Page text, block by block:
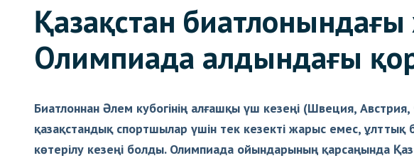
Қазақстан
Олимпиада алдындағы
Биатлоннан Әлем кубогінің алғашқы үш кезеңі (Швеция,
қазақстандық спортшылар үшін тек кезекті жарыс емес,
көтерілу кезеңі болды. Олимпиада ойындарының қарсаңында